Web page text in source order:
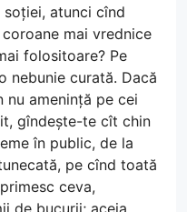
atunci cînd
mai vrednice
folositoare? Pe
nebunie curată. Dacă
nu amenință pe cei
gîndește-te cît chin
în public, de la
pe cînd toată
ceva,
de bucurii; aceia